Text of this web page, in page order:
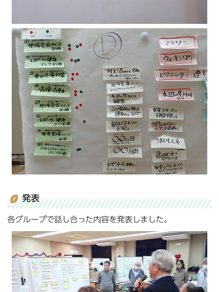
発表
各グループで話し合った内容を発表しました。